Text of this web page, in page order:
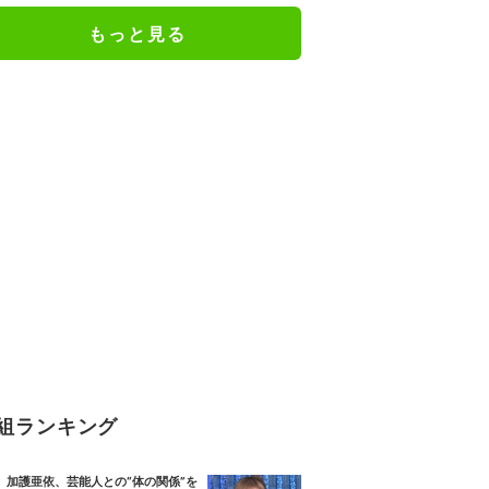
もっと見る
ランキング
加護亜依、芸能人との“体の関係”を